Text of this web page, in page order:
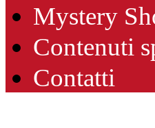
Mystery
Contenuti
Contatti